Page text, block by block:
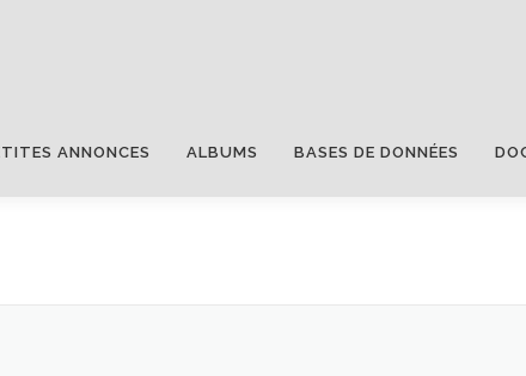
ANNONCES ALBUMS BASES DE DONNÉES